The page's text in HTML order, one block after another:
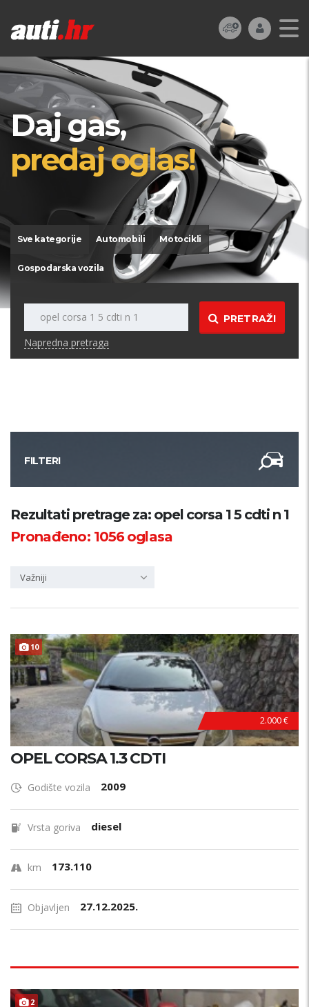
Daj gas,
predaj oglas!
Sve kategorije Automobili Motocikli
Gospodarska vozila
PRETRAŽI
Napredna pretraga
FILTERI
Kategorija
PRETRAŽI
Rezultati pretrage za: opel corsa 1 5 cdti n 1
Pronađeno: 1056oglasa
Važniji
10 HITNO !
2.000 €
OPEL CORSA 1.3 CDTI
Godište vozila 2009
Vrsta goriva diesel
km 173.110
Objavljen 27.12.2025.
2